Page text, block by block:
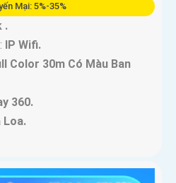
Mại: 5%-35%
.
IP Wifi.
Color 30m Có Màu Ban
360.
Loa.